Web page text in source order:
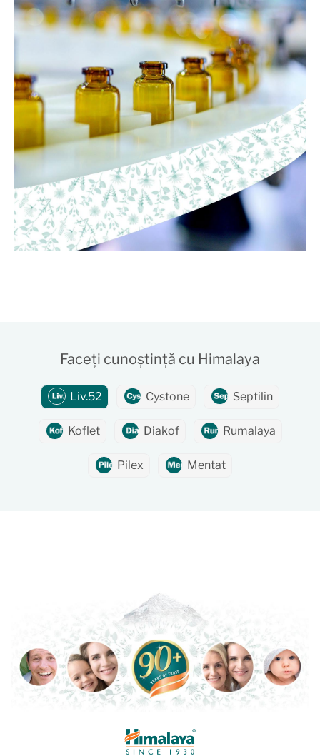
Faceți cunoștință cu Himalaya
Liv.52 Cystone Septilin
Koflet Diakof Rumalaya
Pilex Mentat